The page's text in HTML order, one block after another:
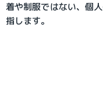
着や制服ではない、個
指します。